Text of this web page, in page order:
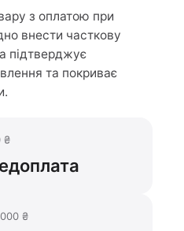
з оплатою при
внести часткову
підтверджує
та покриває
₴
₴